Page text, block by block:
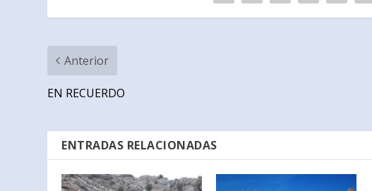
Anterior
EN RECUERDO
ENTRADAS RELACIONADAS